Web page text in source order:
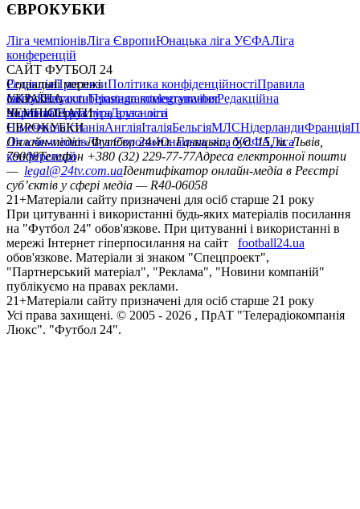
ЄВРОКУБКИ
Ліга чемпіонівЛіга ЄвропиЮнацька ліга УЄФАЛіга
конференцій
САЙТ ФУТБОЛ 24
РедакціяПрогнозиПолітика конфіденційностіПравила
сайтуКонтактиПравила коментуванняРедакційна
політикаСтруктура власності
Соціальні мережі
facebookxyoutubeinstagramtelegramviber
УКРАЇНА
УкраїнаПерша лігаДруга ліга
ЧЕМПІОНАТИ
НімеччинаІспаніяАнгліяІталіяБельгіяМЛСНідерландиФранція
ЄВРОКУБКИ
Ліга чемпіонівЛіга ЄвропиЮнацька ліга УЄФАЛіга
конференцій
Онлайн-медіа «Футбол 24»пл. Галицька, буд. 15, м. Львів,
79008Телефон +380 (32) 229-77-77Адреса електронної пошти
— legal@24tv.com.uaІдентифікатор онлайн-медіа в Реєстрі
суб’єктів у сфері медіа — R40-06058
21+Матеріали сайту призначені для осіб старше 21 року
При цитуванні і використанні будь-яких матеріалів посилання
на "Футбол 24" обов'язкове. При цитуванні і використанні в
мережі Інтернет гіперпосилання на сайт
football24.ua
обов'язкове. Матеріали зі знаком "Спецпроект",
"Партнерський матеріал", "Реклама", "Новини компаній"
публікуємо на правах реклами.
21+Матеріали сайту призначені для осіб старше 21 року
Усi права захищенi. © 2005 - 2026 , ПрАТ "Телерадіокомпанія
Люкс". "Футбол 24".